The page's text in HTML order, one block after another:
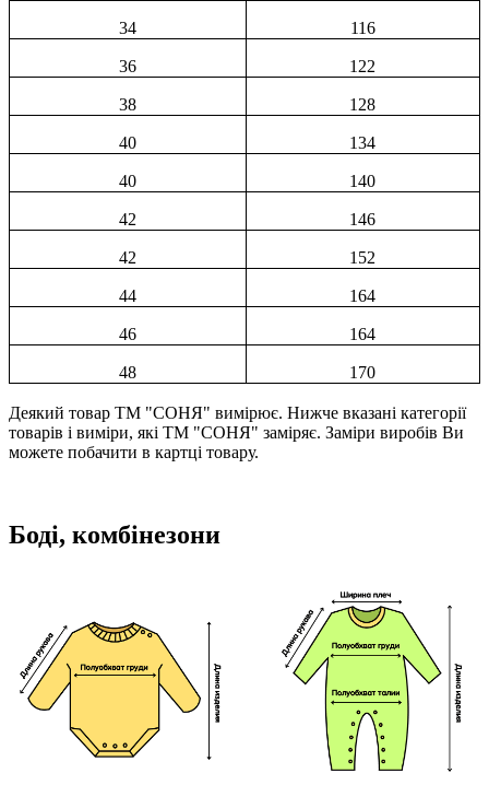
34 116
36 122
38 128
40 134
40 140
42 146
42 152
44 164
46 164
48 170
Деякий товар ТМ "СОНЯ" вимірює. Нижче вказані категорії
товарів і виміри, які ТМ "СОНЯ" заміряє. Заміри виробів Ви
можете побачити в картці товару.
Боді, комбінезони